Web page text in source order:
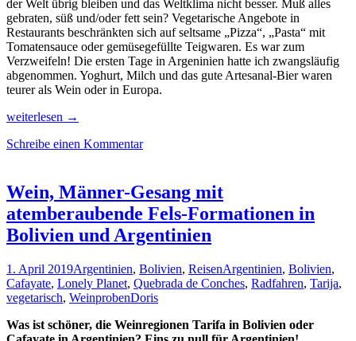
der Welt übrig bleiben und das Weltklima nicht besser. Muß alles
gebraten, süß und/oder fett sein? Vegetarische Angebote in
Restaurants beschränkten sich auf seltsame „Pizza“, „Pasta“ mit
Tomatensauce oder gemüsegefüllte Teigwaren. Es war zum
Verzweifeln! Die ersten Tage in Argeninien hatte ich zwangsläufig
abgenommen. Yoghurt, Milch und das gute Artesanal-Bier waren
teurer als Wein oder in Europa.
Als
durch
inklusive
weiterlesen →
Schreibe einen Kommentar
Wein, Männer-Gesang mit
atemberaubende Fels-Formationen in
Bolivien und Argentinien
1. April 2019Argentinien, Bolivien, ReisenArgentinien, Bolivien,
Cafayate, Lonely Planet, Quebrada de Conches, Radfahren, Tarija,
vegetarisch, WeinprobenDoris
Was ist schöner, die Weinregionen Tarifa in Bolivien oder